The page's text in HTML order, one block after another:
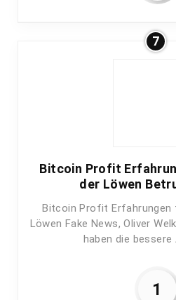
7
Bitcoin Profit
der Löwen
Bitcoin Profit Erfahrungen
Löwen Fake News, Oliver
haben die bessere
1